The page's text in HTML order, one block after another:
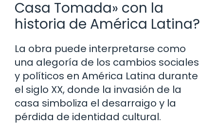
Casa Tomada» con la
historia de América Latina?
La obra puede interpretarse como
una alegoría de los cambios sociales
y políticos en América Latina durante
el siglo XX, donde la invasión de la
casa simboliza el desarraigo y la
pérdida de identidad cultural.